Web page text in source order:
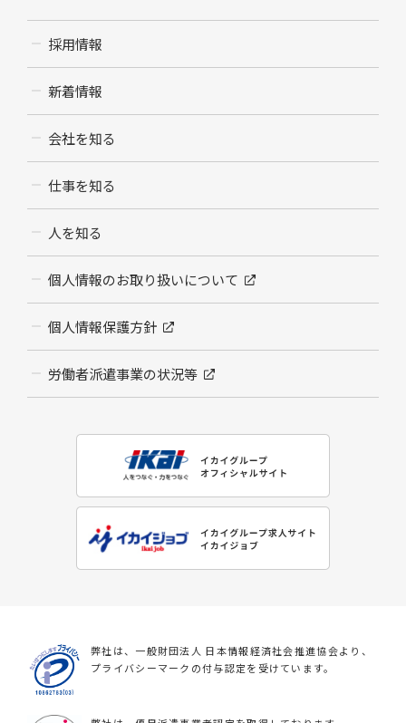
採用情報
新着情報
会社を知る
仕事を知る
人を知る
個人情報のお取り扱いについて
個人情報保護方針
労働者派遣事業の状況等
弊社は、一般財団法人 日本情報経済社会推進協会より、
プライバシーマークの付与認定を受けています。